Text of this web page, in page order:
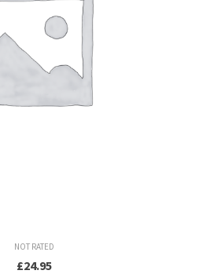
NOT RATED
£24.95